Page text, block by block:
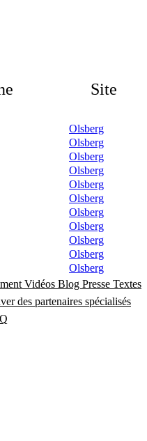
Site
Olsberg
Olsberg
Olsberg
Olsberg
Olsberg
Olsberg
Olsberg
Olsberg
Olsberg
Olsberg
Olsberg
Vidéos Blog Presse Textes
des partenaires spécialisés